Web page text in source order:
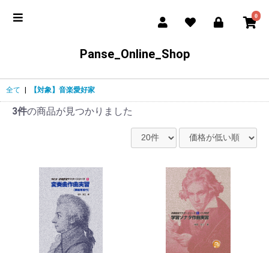
0
Panse_Online_Shop
全て 【対象】音楽愛好家
3件の商品が見つかりました